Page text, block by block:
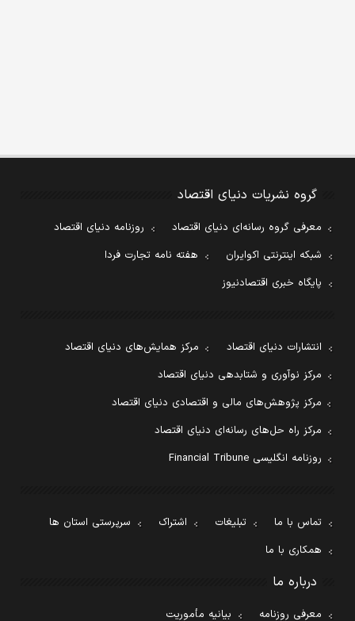
گروه نشریات دنیای اقتصاد
معرفی گروه رسانه‌ای دنیای اقتصاد
روزنامه دنیای اقتصاد
شبکه اینترنتی اکوایران
هفته نامه تجارت فردا
پایگاه خبری اقتصادنیوز
انتشارات دنیای اقتصاد
مرکز همایش‌های دنیای اقتصاد
مرکز نوآوری و شتابدهی دنیای اقتصاد
مرکز پژوهش‌های مالی و اقتصادی دنیای اقتصاد
مرکز راه حل‌های رسانه‌ای دنیای اقتصاد
روزنامه انگلیسی Financial Tribune
تماس با ما تبلیغات اشتراک
سرپرستی استان ها
همکاری با ما
درباره ما
معرفی روزنامه بیانیه مأموریت